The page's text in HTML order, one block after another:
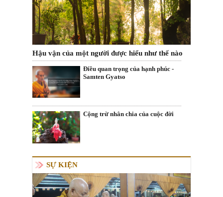
Hậu vận của một người được hiểu như thế nào
Điều quan trọng của hạnh phúc -
Samten Gyatso
Cộng trừ nhân chia của cuộc đời
SỰ KIỆN